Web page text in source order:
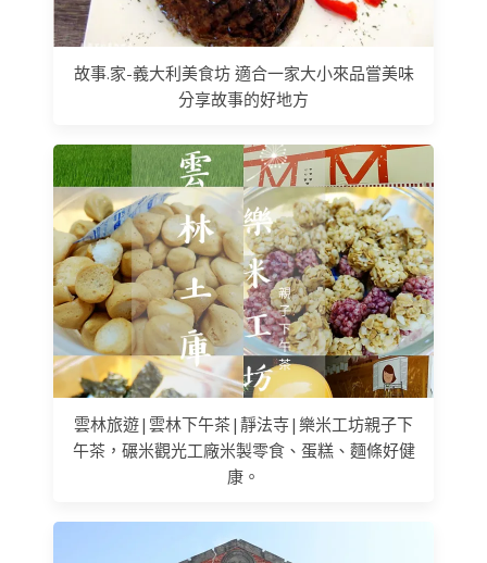
故事.家-義大利美食坊 適合一家大小來品嘗美味
分享故事的好地方
雲林旅遊|雲林下午茶|靜法寺|樂米工坊親子下
午茶，碾米觀光工廠米製零食、蛋糕、麵條好健
康。